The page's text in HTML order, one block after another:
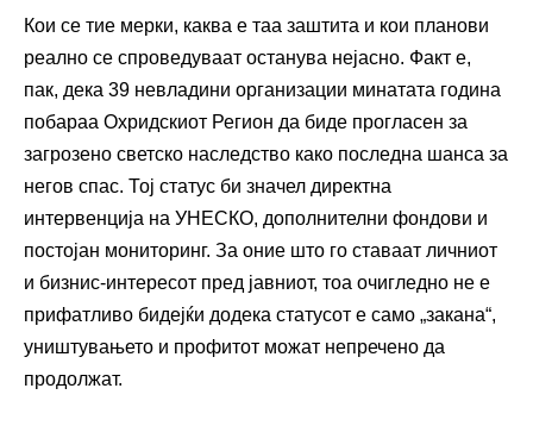
Кои се тие мерки, каква е таа заштита и кои планови
реално се спроведуваат останува нејасно. Факт е,
пак, дека 39 невладини организации минатата година
побараа Охридскиот Регион да биде прогласен за
загрозено светско наследство како последна шанса за
негов спас. Тој статус би значел директна
интервенција на УНЕСКО, дополнителни фондови и
постојан мониторинг. За оние што го ставаат личниот
и бизнис-интересот пред јавниот, тоа очигледно не е
прифатливо бидејќи додека статусот е само „закана“,
уништувањето и профитот можат непречено да
продолжат.